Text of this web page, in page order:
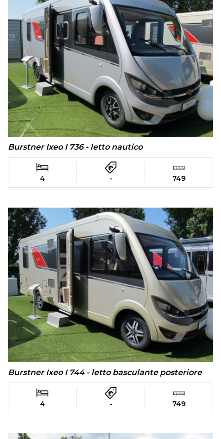
Burstner Ixeo I 736 - letto nautico
4 - 749
Burstner Ixeo I 744 - letto basculante posteriore
4 - 749